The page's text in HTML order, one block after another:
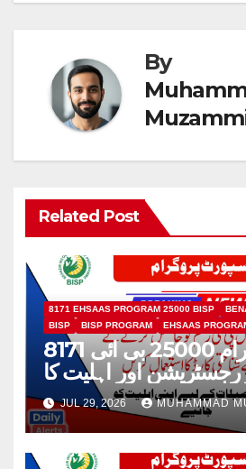
By
Related Post
8171 EHSAAS PROGRAM 25000 BISP
BISP
BISP PROGRAM EHSAAS
8171 احساس پروگرام 25000 بی ائی
رجسٹریشن اور اہلیت کا
عمل
JUL 29, 2026 MUHAMMAD